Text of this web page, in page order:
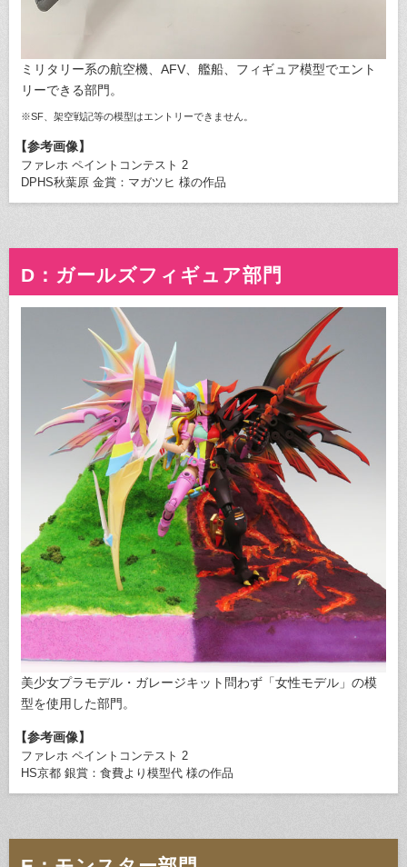
ミリタリー系の航空機、AFV、艦船、フィギュア模型でエント
リーできる部門。
※SF、架空戦記等の模型はエントリーできません。
【参考画像】
ファレホ ペイントコンテスト 2
DPHS秋葉原 金賞：マガツヒ 様の作品
D：ガールズフィギュア部門
美少女プラモデル・ガレージキット問わず「女性モデル」の模
型を使用した部門。
【参考画像】
ファレホ ペイントコンテスト 2
HS京都 銀賞：食費より模型代 様の作品